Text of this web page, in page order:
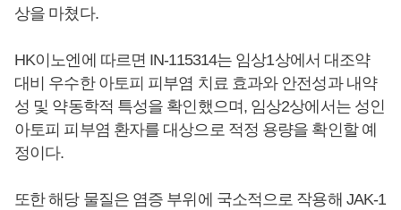
상을 마쳤다.
HK이노엔에 따르면 IN-115314는 임상1상에서 대조약
대비 우수한 아토피 피부염 치료 효과와 안전성과 내약
성 및 약동학적 특성을 확인했으며, 임상2상에서는 성인
아토피 피부염 환자를 대상으로 적정 용량을 확인할 예
정이다.
또한 해당 물질은 염증 부위에 국소적으로 작용해 JAK-1